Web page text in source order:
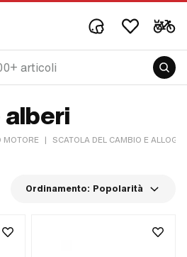
MOTORE | SCATOLA DEL CAMBIO E
Ordinamento: Popolarità